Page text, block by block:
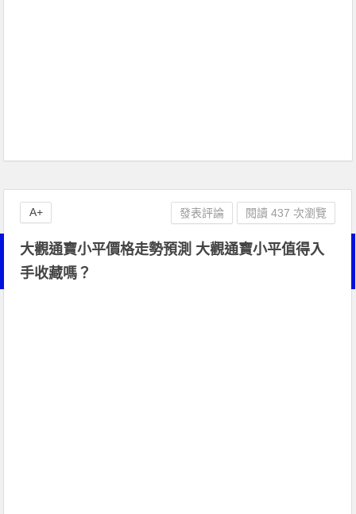
大觀通寶小平價格走勢預測 大觀通寶小平值得入
手收藏嗎？
發表評論 閱讀 437 次瀏覽
A+